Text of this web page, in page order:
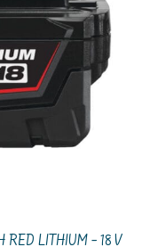
LITHIUM – 18 V